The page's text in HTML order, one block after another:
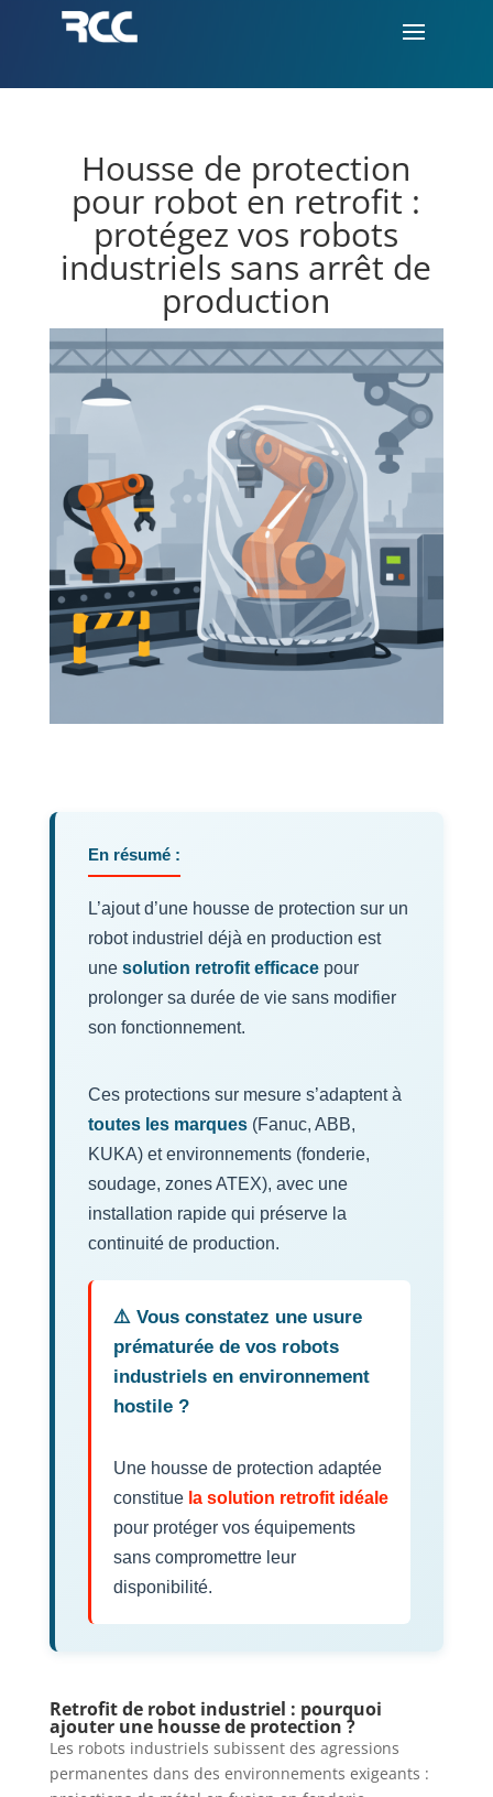
Housse de protection
pour robot en retrofit :
protégez vos robots
industriels sans arrêt de
production
En résumé :
L’ajout d’une housse de protection sur un
robot industriel déjà en production est
une solution retrofit efficacepour
prolonger sa durée de vie sans modifier
son fonctionnement.
Ces protections sur mesure s’adaptent à
toutes les marques(Fanuc, ABB,
KUKA) et environnements (fonderie,
soudage, zones ATEX), avec une
installation rapide qui préserve la
continuité de production.
⚠️ Vous constatez une usure
prématurée de vos robots
industriels en environnement
hostile ?
Une housse de protection adaptée
constitue la solution retrofit idéale
pour protéger vos équipements
sans compromettre leur
disponibilité.
Retrofit de robot industriel : pourquoi
ajouter une housse de protection ?
Les robots industriels subissent des agressions
permanentes dans des environnements exigeants :